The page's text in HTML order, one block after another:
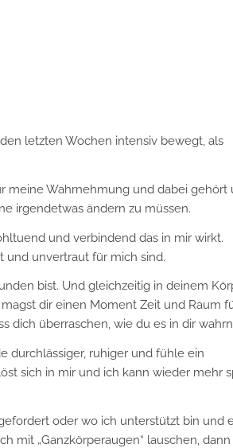
letzten Wochen intensiv bewegt, als
meine Wahrnehmung und dabei gehört
irgendetwas ändern zu müssen.
und verbindend das in mir wirkt.
und unvertraut für mich sind.
bist. Und gleichzeitig in deinem
dir einen Moment Zeit und Raum
dich überraschen, wie du es in dir
durchlässiger, ruhiger und fühle ein
sich in mir und ich kann wieder mehr
oder wo ich unterstützt bin und
mit „Ganzkörperaugen“ lauschen, dann